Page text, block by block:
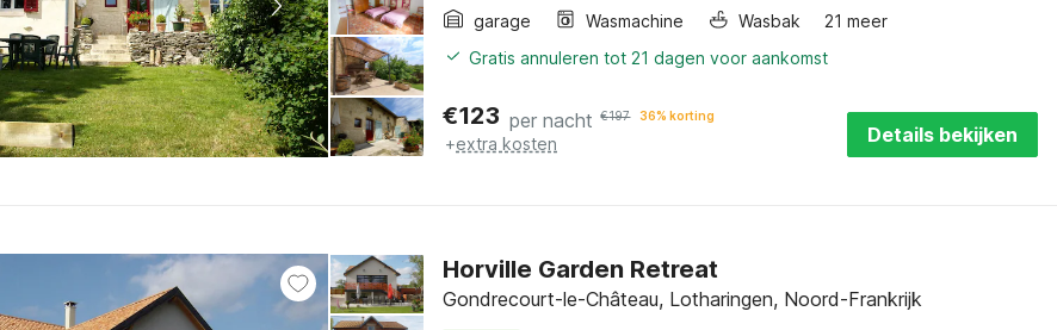
garage
Wasmachine Wasbak
21 meer
Gratis annuleren tot 21 dagen voor aankomst
€123 per nacht €197 36% korting
+extra kosten Details bekijken
Horville Garden Retreat
Gondrecourt-le-Château, Lotharingen, Noord-Frankrijk